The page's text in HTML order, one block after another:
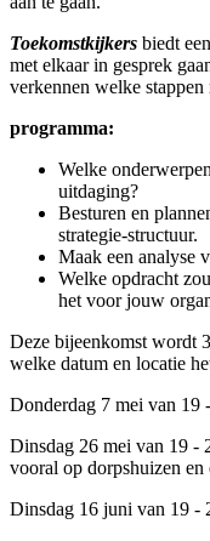
Toekomstkijkers biedt
met elkaar in gesprek
verkennen welke
programma:
Welke
uitdaging?
Besturen en
strategie-structuur.
Maak een analyse
Welke opdracht
het voor jouw
Deze bijeenkomst wordt
welke datum en locatie
Donderdag 7 mei van 19
Dinsdag 26 mei van 19 -
vooral op dorpshuizen
Dinsdag 16 juni van 19 -